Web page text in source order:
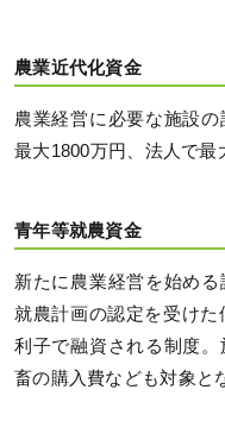
農業近代化資金
農業経営に必要な施設
最大1800万円、法人で最
青年等就農資金
新たに農業経営を始め
就農計画の認定を受け
利子で融資される制度
畜の購入費なども対象と